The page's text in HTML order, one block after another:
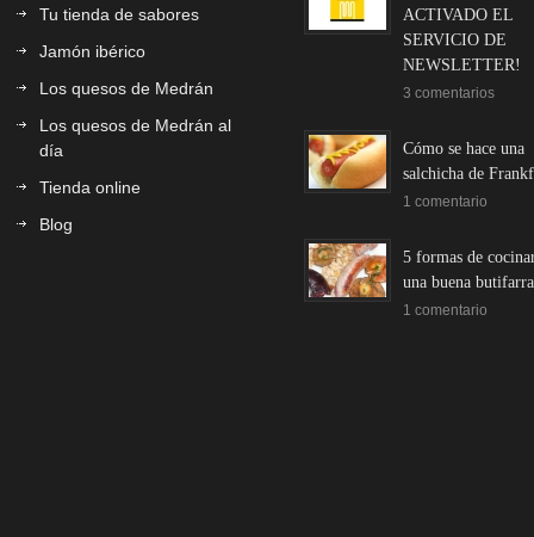
Tu tienda de sabores
Jamón ibérico
Los quesos de Medrán
Los quesos de Medrán al
día
Tienda online
Blog
ACTIVADO EL
SERVICIO DE
NEWSLETTER!
3 comentarios
Cómo se hace una
salchicha de
1 comentario
5 formas de
una buena butifarra
1 comentario